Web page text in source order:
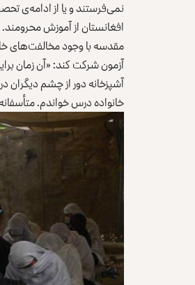
افغانستان از آموزش
مقدسه با وجود مخالفت‌های
آزمون شرکت کند: «آن زمان
آشپزخانه دور از چشم دیگران
خانواده درس خواندم.